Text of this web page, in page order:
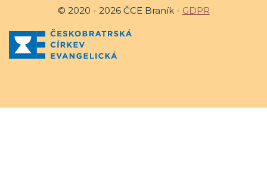
© 2020 - 2026 ČCE Braník - GDPR